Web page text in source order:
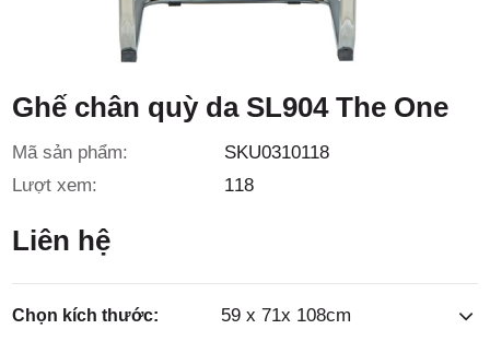
Tiền Lân,
xã Bà
Ghế chân quỳ da SL904 The One
Mã sản phẩm:
SKU0310118
Lượt xem:
118
Liên hệ
Chọn kích thước: 59 x 71x 108cm